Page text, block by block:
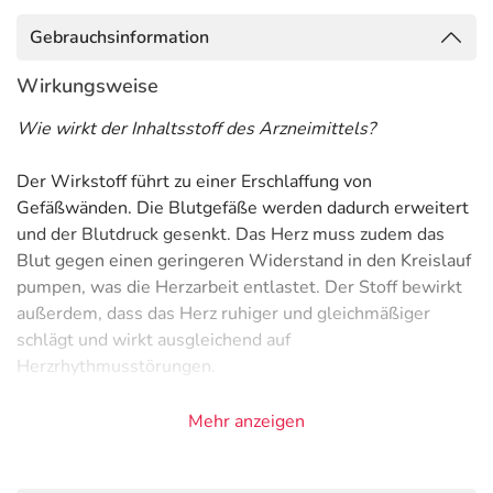
Gebrauchsinformation
Wirkungsweise
Wie wirkt der Inhaltsstoff des Arzneimittels?
Der Wirkstoff führt zu einer Erschlaffung von
Gefäßwänden. Die Blutgefäße werden dadurch erweitert
und der Blutdruck gesenkt. Das Herz muss zudem das
Blut gegen einen geringeren Widerstand in den Kreislauf
pumpen, was die Herzarbeit entlastet. Der Stoff bewirkt
außerdem, dass das Herz ruhiger und gleichmäßiger
schlägt und wirkt ausgleichend auf
Herzrhythmusstörungen.
AnwendungsgebieteMehr anzeigen